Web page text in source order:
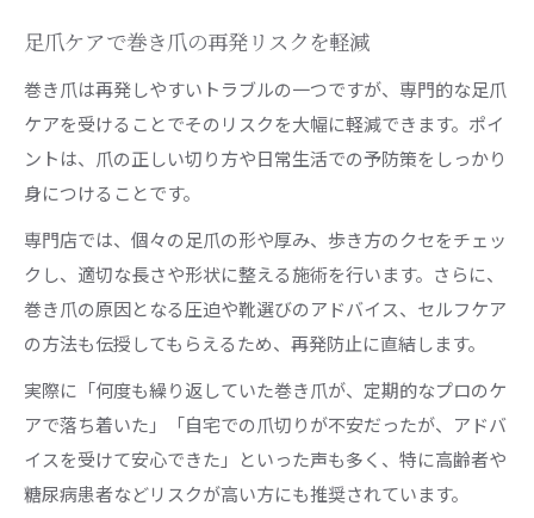
足爪ケアで巻き爪の再発リスクを軽減
巻き爪は再発しやすいトラブルの一つですが、専門的な足爪
ケアを受けることでそのリスクを大幅に軽減できます。ポイ
ントは、爪の正しい切り方や日常生活での予防策をしっかり
身につけることです。
専門店では、個々の足爪の形や厚み、歩き方のクセをチェッ
クし、適切な長さや形状に整える施術を行います。さらに、
巻き爪の原因となる圧迫や靴選びのアドバイス、セルフケア
の方法も伝授してもらえるため、再発防止に直結します。
実際に「何度も繰り返していた巻き爪が、定期的なプロのケ
アで落ち着いた」「自宅での爪切りが不安だったが、アドバ
イスを受けて安心できた」といった声も多く、特に高齢者や
糖尿病患者などリスクが高い方にも推奨されています。